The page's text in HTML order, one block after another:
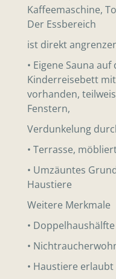
Kaffeemaschine,
Der Essbereich
ist direkt
• Eigene Sauna
Kinderreisebett
vorhanden,
Fenstern,
Verdunkelung
• Terrasse,
• Umzäuntes
Haustiere
Weitere Merkmale
• Doppelhaushälfte
•
• Haustiere erlaubt